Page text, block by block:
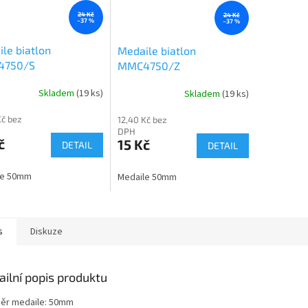
24 Kč
–37 %
biatlon
S
Skladem (19 ks)
bez
DETAIL
50mm
24 Kč
–37 %
Medaile biatlon
MMC4750/Z
Skladem (19 ks)
12,40 Kč bez
DPH
15 Kč DETAIL
Medaile 50mm
Diskuze
popis produktu
medaile: 50mm